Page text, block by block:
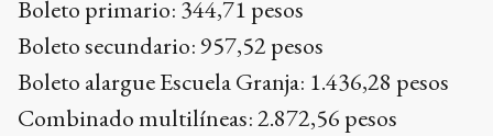
Boleto primario: 344,71 pesos
Boleto secundario: 957,52 pesos
Boleto alargue Escuela Granja: 1.436,28 pesos
Combinado multilíneas: 2.872,56 pesos